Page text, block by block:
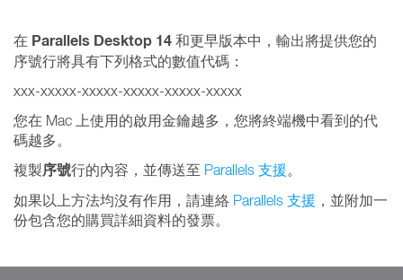
在 Parallels Desktop 14 和更早版本中，輸出將提供您的
序號行將具有下列格式的數值代碼：
xxx-xxxxx-xxxxx-xxxxx-xxxxx-xxxxx
您在 Mac 上使用的啟用金鑰越多，您將終端機中看到的代
碼越多。
複製序號行的內容，並傳送至 Parallels 支援。
如果以上方法均沒有作用，請連絡 Parallels 支援 ，並附加一
份包含您的購買詳細資料的發票。